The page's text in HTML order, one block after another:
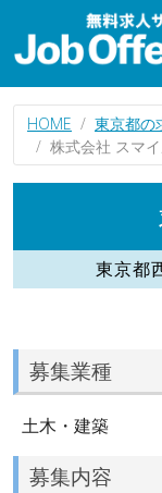
HOME 東京都の
株式会社 スマ
東京都
募集業種
土木・建築
募集内容